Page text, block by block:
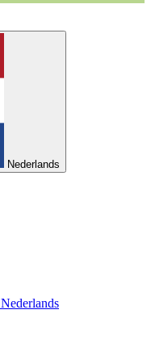
Nederlands
Nederlands